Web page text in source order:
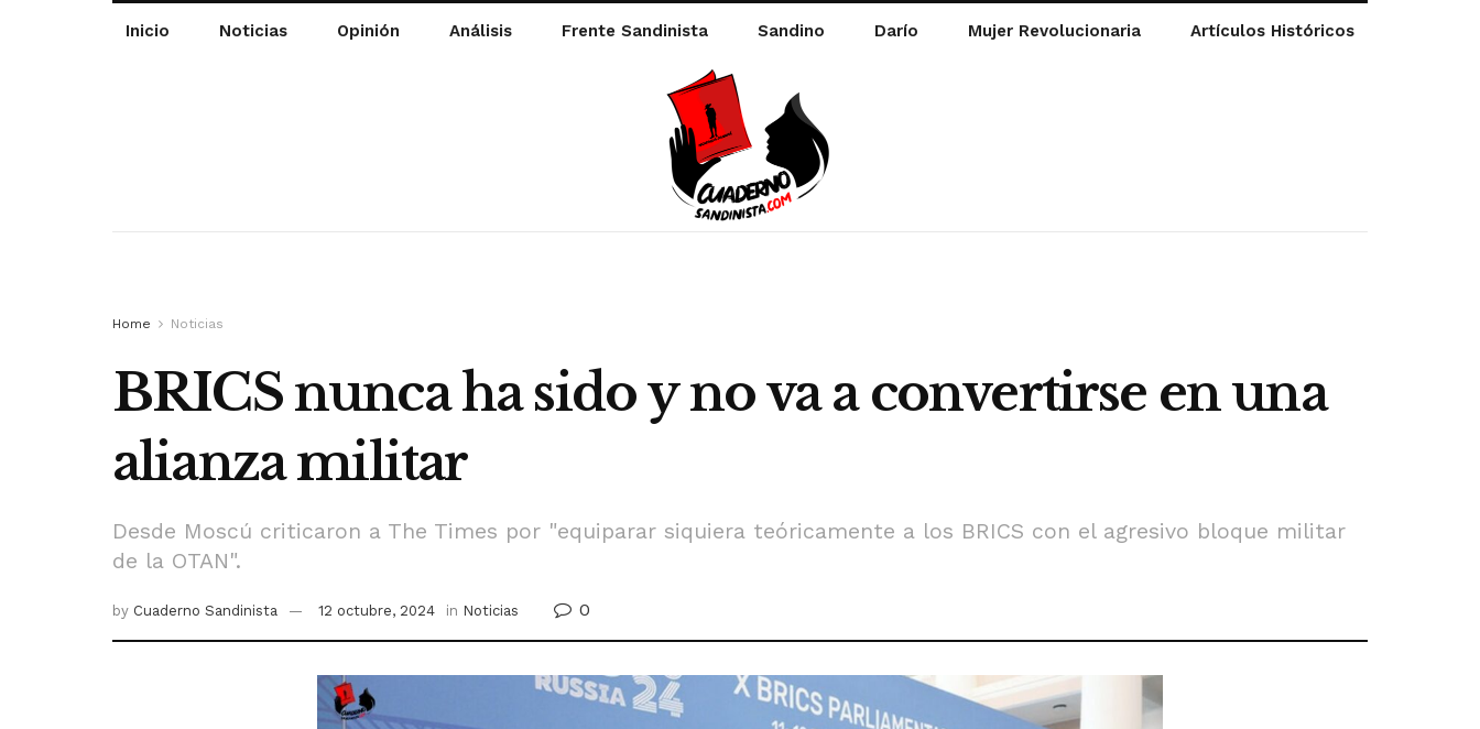
Inicio Noticias Opinión Análisis Frente Sandinista Sandino Darío Mujer Revolucionaria Artículos Históricos
Home Noticias
BRICS nunca ha sido y no va a convertirse en una
alianza militar
Desde Moscú criticaron a The Times por "equiparar siquiera teóricamente a los BRICS con el agresivo bloque militar
de la OTAN".
by Cuaderno Sandinista 12 octubre, 2024 in Noticias 0